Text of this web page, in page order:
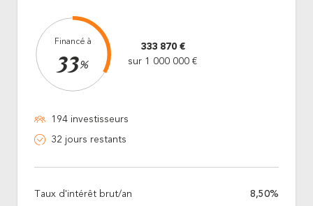
Financé à
33%
333 870 €
sur 1 000 000 €
194 investisseurs
32 jours restants
Taux d'intérêt brut/an 8,50%